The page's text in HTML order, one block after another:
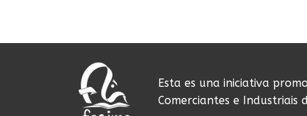
Esta es una iniciativa
Comerciantes e Industriais